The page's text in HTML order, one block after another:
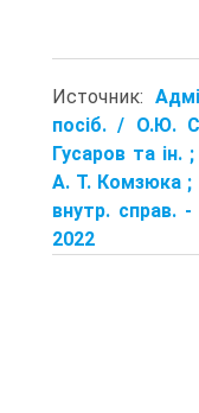
Источник:
посіб. / О.Ю.
Гусаров та ін.
А. Т. Комзюка ;
внутр. справ.
2022